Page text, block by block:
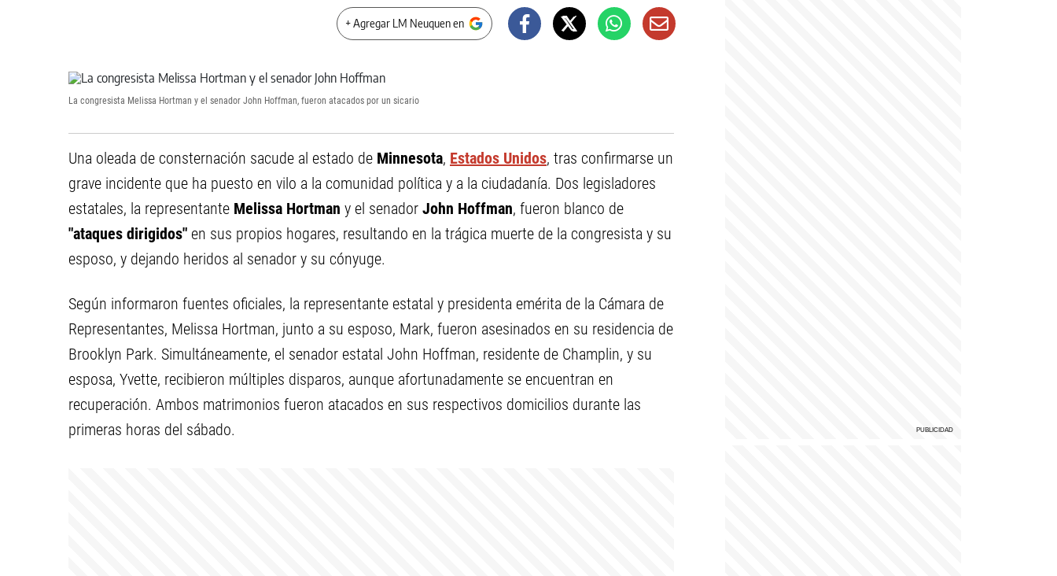
+ Agregar LM Neuquen en
La congresista Melissa Hortman y el senador John Hoffman, fueron atacados por un sicario
Una oleada de consternación sacude al estado de Minnesota, Estados Unidos, tras confirmarse un
grave incidente que ha puesto en vilo a la comunidad política y a la ciudadanía. Dos legisladores
estatales, la representante Melissa Hortman y el senador John Hoffman, fueron blanco de
"ataques dirigidos" en sus propios hogares, resultando en la trágica muerte de la congresista y su
esposo, y dejando heridos al senador y su cónyuge.
Según informaron fuentes oficiales, la representante estatal y presidenta emérita de la Cámara de
Representantes, Melissa Hortman, junto a su esposo, Mark, fueron asesinados en su residencia de
Brooklyn Park. Simultáneamente, el senador estatal John Hoffman, residente de Champlin, y su
esposa, Yvette, recibieron múltiples disparos, aunque afortunadamente se encuentran en
recuperación. Ambos matrimonios fueron atacados en sus respectivos domicilios durante las
primeras horas del sábado.